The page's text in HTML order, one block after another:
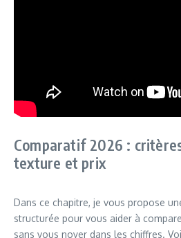
Comparatif 2026 :
texture et prix
Dans ce chapitre, je vous propose
structurée pour vous aider à
sans vous noyer dans les chiffres.